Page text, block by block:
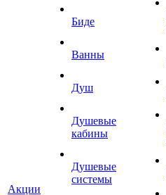
Акции
Биде
Ванны
Душ
Душевые
кабины
Душевые
системы